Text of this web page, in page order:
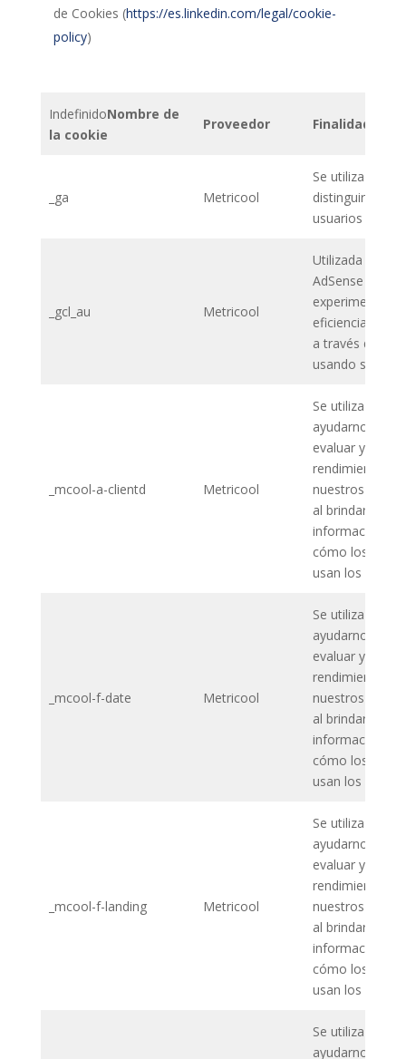
de Cookies (https://es.linkedin.com/legal/cookie-
policy)
IndefinidoNombre de
la cookie
Proveedor Finalidad
_ga Metricool
Se utiliza para
distinguir a los
usuarios y
_gcl_au Metricool
Utilizada por
AdSense para
experimentar
eficiencia
a través de las
usando sus
_mcool-a-clientd Metricool
Se utiliza para
ayudarnos a
evaluar y
rendimiento de
nuestros sitios
al brindarnos
información
cómo los
usan los sitios
_mcool-f-date Metricool
Se utiliza para
ayudarnos a
evaluar y
rendimiento de
nuestros sitios
al brindarnos
información
cómo los
usan los sitios
_mcool-f-landing Metricool
Se utiliza para
ayudarnos a
evaluar y
rendimiento de
nuestros sitios
al brindarnos
información
cómo los
usan los sitios
Se utiliza para
ayudarnos a